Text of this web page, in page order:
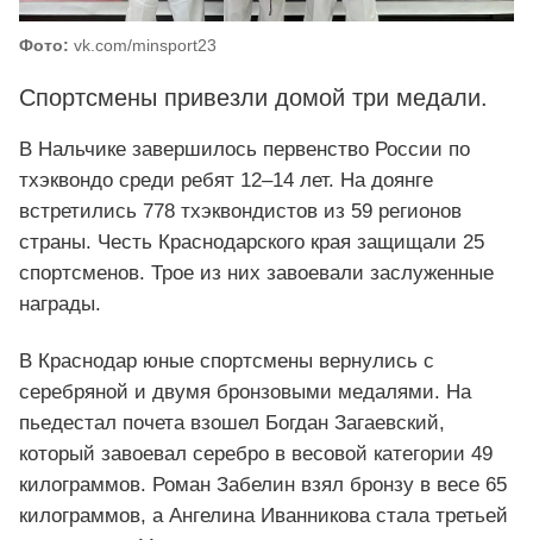
Фото: vk.com/minsport23
Спортсмены привезли домой три медали.
В Нальчике завершилось первенство России по
тхэквондо среди ребят 12–14 лет. На доянге
встретились 778 тхэквондистов из 59 регионов
страны. Честь Краснодарского края защищали 25
спортсменов. Трое из них завоевали заслуженные
награды.
В Краснодар юные спортсмены вернулись с
серебряной и двумя бронзовыми медалями. На
пьедестал почета взошел Богдан Загаевский,
который завоевал серебро в весовой категории 49
килограммов. Роман Забелин взял бронзу в весе 65
килограммов, а Ангелина Иванникова стала третьей